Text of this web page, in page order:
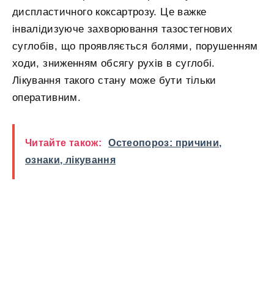
диспластичного коксартрозу. Це важке
інвалідизуюче захворювання тазостегнових
суглобів, що проявляється болями, порушенням
ходи, зниженням обсягу рухів в суглобі.
Лікування такого стану може бути тільки
оперативним.
Читайте також:
Остеопороз: причини,
ознаки, лікування